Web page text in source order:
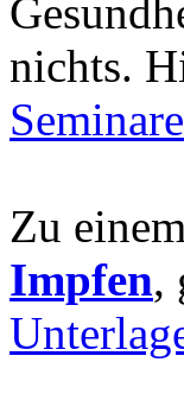
nichts.
Seminare
Zu
Impfen,